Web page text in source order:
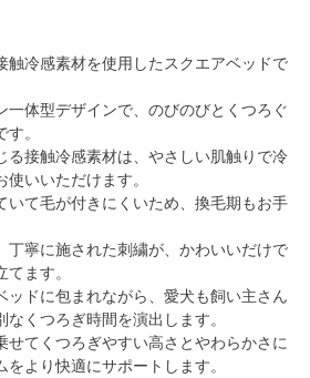
触冷感素材を使用したスクエアベッドで
一体型デザインで、のびのびとくつろぐ
。
る接触冷感素材は、やさしい肌触りで冷
いいただけます。
いて毛が付きにくいため、換毛期もお手
丁寧に施された刺繍が、かわいいだけで
ます。
ドに包まれながら、愛犬も飼い主さん
くつろぎ時間を演出します。
せてくつろぎやすい高さとやわらかさに
より快適にサポートします。